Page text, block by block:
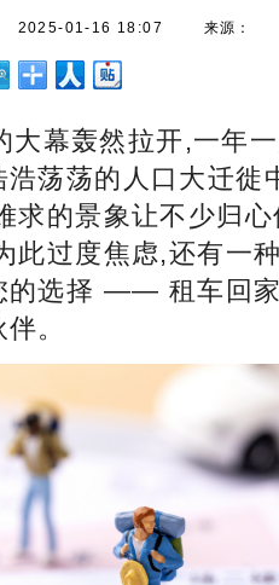
2025-01-16 18:07 来源：
大幕轰然拉开,一年
荡荡的人口大迁徙
求的景象让不少归
此过度焦虑,还有一
的选择 —— 租车回
。